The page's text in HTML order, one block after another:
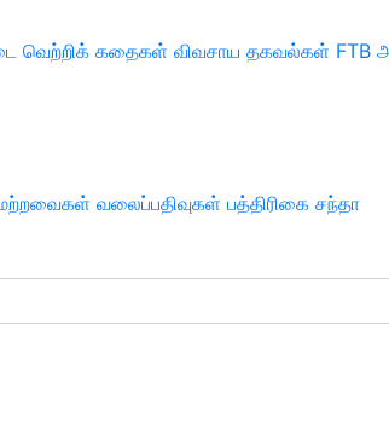
வெற்றிக் கதைகள் விவசாய தகவல்கள் FTB
வலைப்பதிவுகள் பத்திரிகை சந்தா